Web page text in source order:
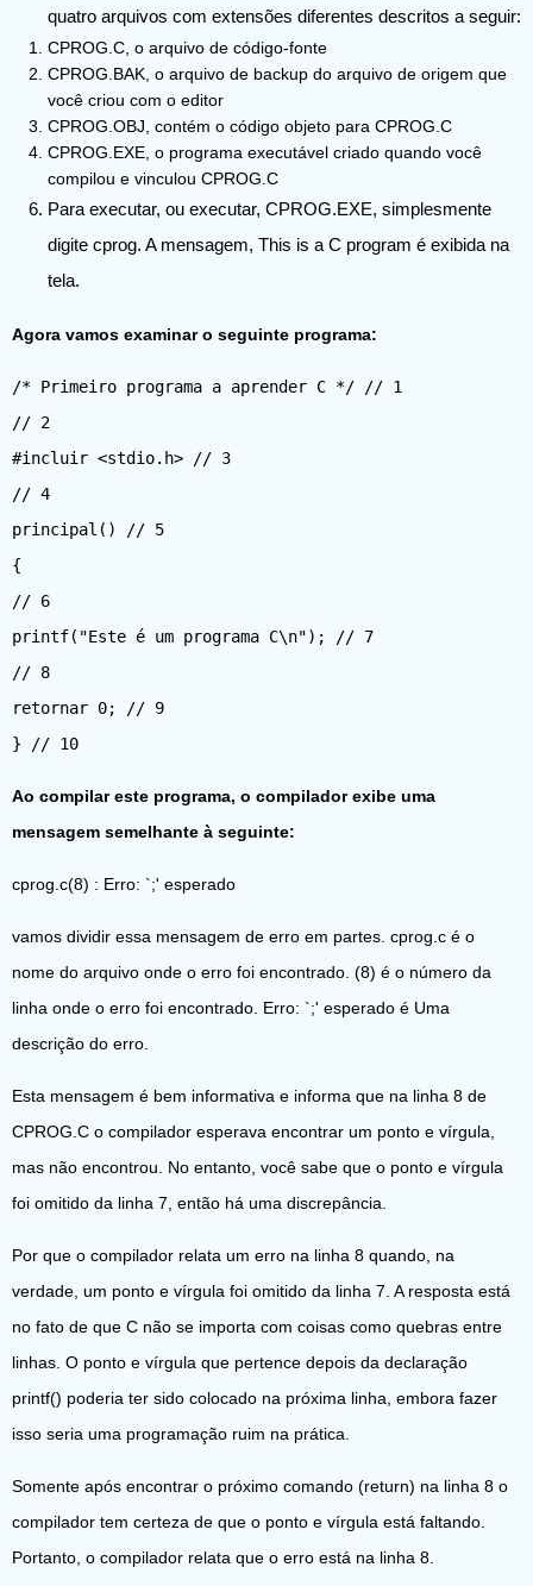
quatro arquivos com extensões diferentes descritos a seguir:
CPROG.C, o arquivo de código-fonte
CPROG.BAK, o arquivo de backup do arquivo de origem que
você criou com o editor
CPROG.OBJ, contém o código objeto para CPROG.C
CPROG.EXE, o programa executável criado quando você
compilou e vinculou CPROG.C
Para executar, ou executar, CPROG.EXE, simplesmente
digite cprog. A mensagem, This is a C program é exibida na
tela.
Agora vamos examinar o seguinte programa:
/* Primeiro programa a aprender C */ // 1
// 2
#incluir <stdio.h> // 3
// 4
principal() // 5
{
// 6
printf("Este é um programa C\n"); // 7
// 8
retornar 0; // 9
} // 10
Ao compilar este programa, o compilador exibe uma
mensagem semelhante à seguinte:
cprog.c(8) : Erro: `;' esperado
vamos dividir essa mensagem de erro em partes. cprog.c é o
nome do arquivo onde o erro foi encontrado. (8) é o número da
linha onde o erro foi encontrado. Erro: `;' esperado é Uma
descrição do erro.
Esta mensagem é bem informativa e informa que na linha 8 de
CPROG.C o compilador esperava encontrar um ponto e vírgula,
mas não encontrou. No entanto, você sabe que o ponto e vírgula
foi omitido da linha 7, então há uma discrepância.
Por que o compilador relata um erro na linha 8 quando, na
verdade, um ponto e vírgula foi omitido da linha 7. A resposta está
no fato de que C não se importa com coisas como quebras entre
linhas. O ponto e vírgula que pertence depois da declaração
printf() poderia ter sido colocado na próxima linha, embora fazer
isso seria uma programação ruim na prática.
Somente após encontrar o próximo comando (return) na linha 8 o
compilador tem certeza de que o ponto e vírgula está faltando.
Portanto, o compilador relata que o erro está na linha 8.